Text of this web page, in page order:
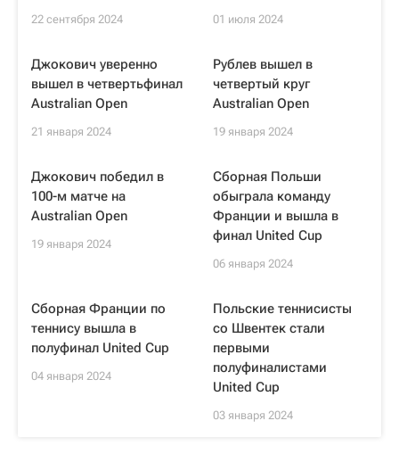
22 сентября 2024 01 июля 2024
Джокович уверенно
вышел в четвертьфинал
Australian Open
21 января 2024
Рублев вышел в
четвертый круг
Australian Open
19 января 2024
Джокович победил в
100-м матче на
Australian Open
19 января 2024
Сборная Польши
обыграла команду
Франции и вышла в
финал United Cup
06 января 2024
Сборная Франции по
теннису вышла в
полуфинал United Cup
04 января 2024
Польские теннисисты
со Швентек стали
первыми
полуфиналистами
United Cup
03 января 2024